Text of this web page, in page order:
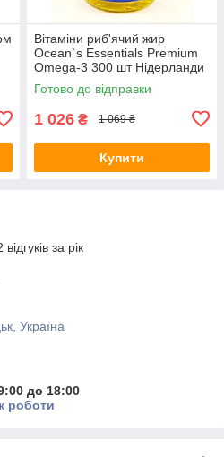
Вітаміни риб'ячий жир
Ocean`s Essentials Premium
Omega-3 300 шт Нідерланди
Готово до відправки
1 026 ₴ 1 069 ₴
Купити
за рік
Україна
до 18:00
роботи